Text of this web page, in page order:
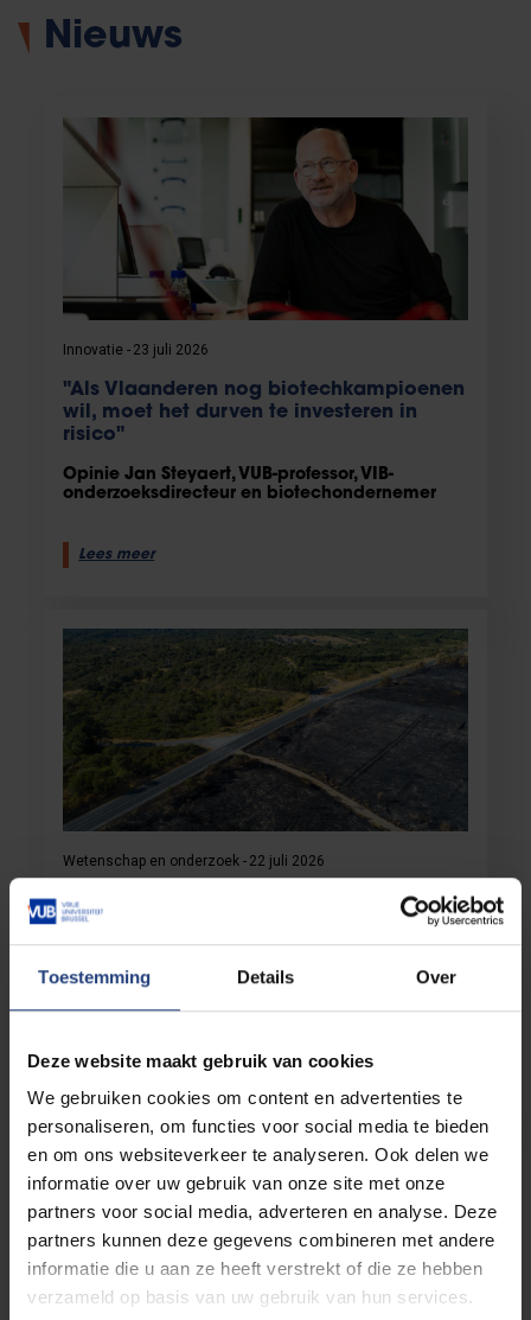
Toestemming Details Over
Deze website maakt gebruik van cookies
We gebruiken cookies om content en advertenties te
personaliseren, om functies voor social media te bieden
en om ons websiteverkeer te analyseren. Ook delen we
informatie over uw gebruik van onze site met onze
partners voor social media, adverteren en analyse. Deze
partners kunnen deze gegevens combineren met andere
informatie die u aan ze heeft verstrekt of die ze hebben
verzameld op basis van uw gebruik van hun services.
Nieuws
Innovatie 23 juli 2026
"Als Vlaanderen nog biotechkampioenen
wil, moet het durven te investeren in
risico"
Opinie Jan Steyaert, VUB-professor, VIB-
onderzoeksdirecteur en biotechondernemer
Lees meer
Wetenschap en onderzoek 22 juli 2026
Klimaatverandering zet Europese
transportinfrastructuur onder druk
voor het Europese transportnetwerk de
Lees meer